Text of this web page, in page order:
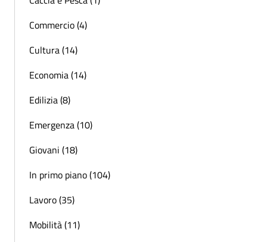
Commercio (4)
Cultura (14)
Economia (14)
Edilizia (8)
Emergenza (10)
Giovani (18)
In primo piano (104)
Lavoro (35)
Mobilità (11)